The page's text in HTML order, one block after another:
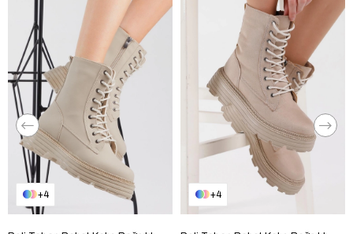
Saya Materyali Suni Deri
İç Taban Materyali Tekstil
Ek Özellik Ek Özellik Mevcut Değil
Astar Materyali Tekstil
Yaş Grubu Yetişkin
Topuk Tipi Kalın Topuklu
Bağlama Şekli Slip-on
Materyal Suni Deri
Taban Teknolojisi Termo Taban
4 4